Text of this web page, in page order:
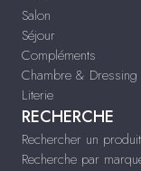
Salon
Séjour
Compléments
Chambre & Dressing
Literie
RECHERCHE
Rechercher un produit
Recherche par